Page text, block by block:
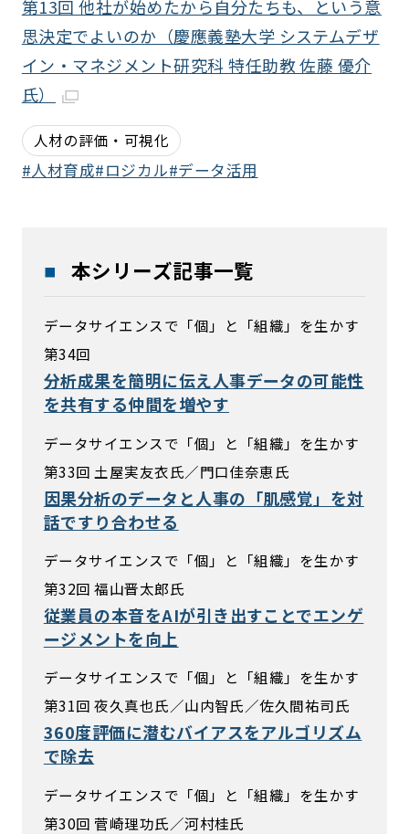
第13回 他社が始めたから自分たちも、という意
思決定でよいのか（慶應義塾大学 システムデザ
イン・マネジメント研究科 特任助教 佐藤 優介
氏）
人材の評価・可視化
人材育成 ロジカル データ活用
本シリーズ記事一覧
データサイエンスで「個」と「組織」を生かす
第34回
分析成果を簡明に伝え人事データの可能性
を共有する仲間を増やす
データサイエンスで「個」と「組織」を生かす
第33回 土屋実友衣氏／門口佳奈恵氏
因果分析のデータと人事の「肌感覚」を対
話ですり合わせる
データサイエンスで「個」と「組織」を生かす
第32回 福山晋太郎氏
従業員の本音をAIが引き出すことでエンゲ
ージメントを向上
データサイエンスで「個」と「組織」を生かす
第31回 夜久真也氏／山内智氏／佐久間祐司氏
360度評価に潜むバイアスをアルゴリズム
で除去
データサイエンスで「個」と「組織」を生かす
第30回 菅崎理功氏／河村桂氏